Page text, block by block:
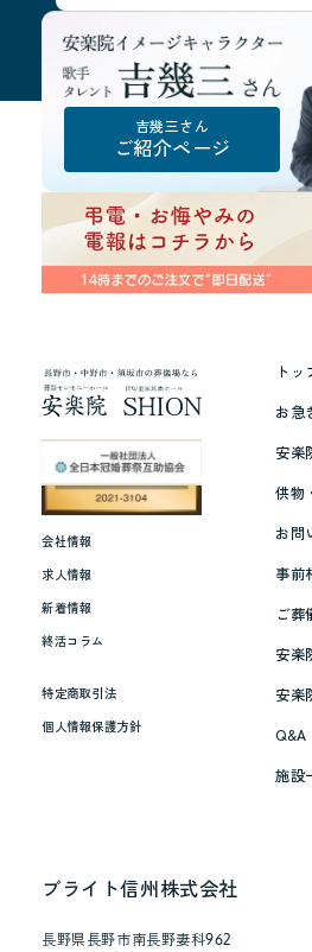
吉幾三さん
ご紹介ページ
院
ー
ジ
キ
ャ
ラ
ク
タ
ー
吉
三
さ
就
会社情報
求人情報
新着情報
終活コラム
特定商取引法
個人情報保護方針
トッ
お急
安楽
供物
お問
事前
ご葬
安楽
安楽
Q&A
施設
ブライト信州株式会社
長野県長野市南長野妻科962